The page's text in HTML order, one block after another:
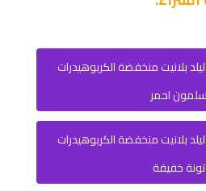
بلانيت منخفضة الكربوهيدرات
احمر
بلانيت منخفضة الكربوهيدرات
خفيفة